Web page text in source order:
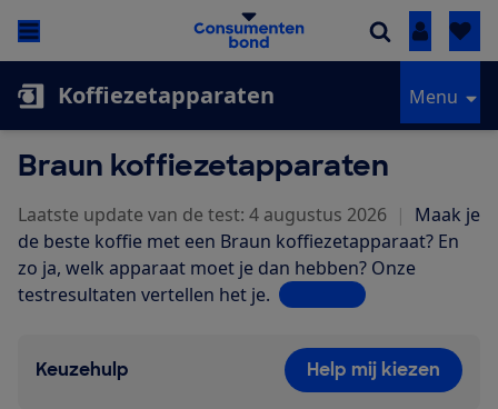
Inloggen
Koffiezetapparaten Menu
Braun koffiezetapparaten
Laatste update van de test: 4 augustus 2026 | Maak je
de beste koffie met een Braun koffiezetapparaat? En
zo ja, welk apparaat moet je dan hebben? Onze
testresultaten vertellen het je. Lees meer
Keuzehulp Help mij kiezen